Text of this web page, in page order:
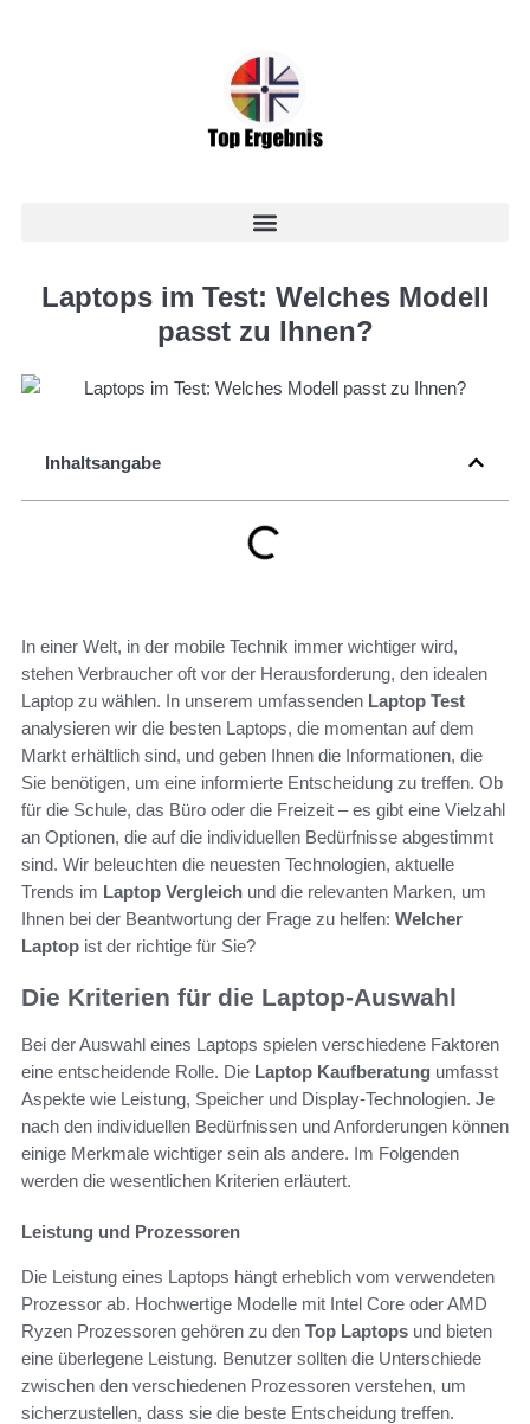
Laptops im Test: Welches Modell
passt zu Ihnen?
Inhaltsangabe
In einer Welt, in der mobile Technik immer wichtiger wird,
stehen Verbraucher oft vor der Herausforderung, den idealen
Laptop zu wählen. In unserem umfassenden Laptop Test
analysieren wir die besten Laptops, die momentan auf dem
Markt erhältlich sind, und geben Ihnen die Informationen, die
Sie benötigen, um eine informierte Entscheidung zu treffen. Ob
für die Schule, das Büro oder die Freizeit – es gibt eine Vielzahl
an Optionen, die auf die individuellen Bedürfnisse abgestimmt
sind. Wir beleuchten die neuesten Technologien, aktuelle
Trends im Laptop Vergleich und die relevanten Marken, um
Ihnen bei der Beantwortung der Frage zu helfen: Welcher
Laptop ist der richtige für Sie?
Die Kriterien für die Laptop-Auswahl
Bei der Auswahl eines Laptops spielen verschiedene Faktoren
eine entscheidende Rolle. Die Laptop Kaufberatung umfasst
Aspekte wie Leistung, Speicher und Display-Technologien. Je
nach den individuellen Bedürfnissen und Anforderungen können
einige Merkmale wichtiger sein als andere. Im Folgenden
werden die wesentlichen Kriterien erläutert.
Leistung und Prozessoren
Die Leistung eines Laptops hängt erheblich vom verwendeten
Prozessor ab. Hochwertige Modelle mit Intel Core oder AMD
Ryzen Prozessoren gehören zu den Top Laptops und bieten
eine überlegene Leistung. Benutzer sollten die Unterschiede
zwischen den verschiedenen Prozessoren verstehen, um
sicherzustellen, dass sie die beste Entscheidung treffen.